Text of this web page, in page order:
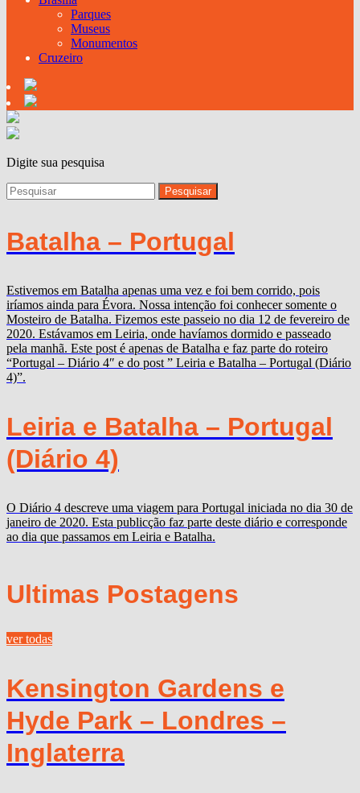
Parques
Museus
Monumentos
Cruzeiro
Digite sua pesquisa
Batalha – Portugal
Estivemos em Batalha apenas uma vez e foi bem corrido, pois
iríamos ainda para Évora. Nossa intenção foi conhecer somente o
Mosteiro de Batalha. Fizemos este passeio no dia 12 de fevereiro de
2020. Estávamos em Leiria, onde havíamos dormido e passeado
pela manhã. Este post é apenas de Batalha e faz parte do roteiro
“Portugal – Diário 4″ e do post ” Leiria e Batalha – Portugal (Diário
4)”.
Leiria e Batalha – Portugal
(Diário 4)
O Diário 4 descreve uma viagem para Portugal iniciada no dia 30 de
janeiro de 2020. Esta publicção faz parte deste diário e corresponde
ao dia que passamos em Leiria e Batalha.
Ultimas Postagens
ver todas
Kensington Gardens e
Hyde Park – Londres –
Inglaterra